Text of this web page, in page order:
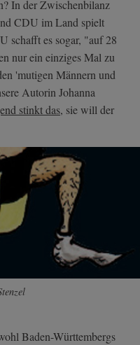
In der Zwischenbilanz
CDU im Land spielt
schafft es sogar, "auf 28
nur ein einziges Mal zu
'mutigen Männern und
Autorin Johanna
stinkt das, sie will der
Baden-Württembergs